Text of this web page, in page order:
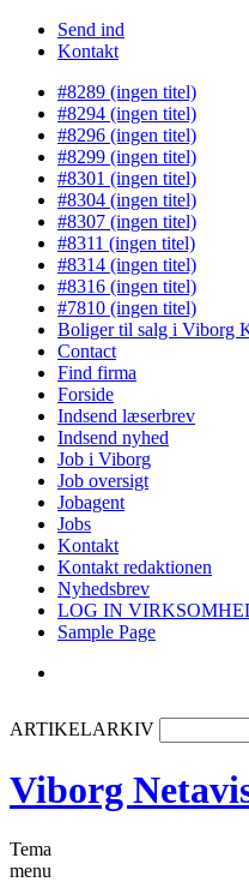
Send ind
Kontakt
#8289 (ingen titel)
#8294 (ingen titel)
#8296 (ingen titel)
#8299 (ingen titel)
#8301 (ingen titel)
#8304 (ingen titel)
#8307 (ingen titel)
#8311 (ingen titel)
#8314 (ingen titel)
#8316 (ingen titel)
#7810 (ingen titel)
Boliger til salg i Viborg
Contact
Find firma
Forside
Indsend læserbrev
Indsend nyhed
Job i Viborg
Job oversigt
Jobagent
Jobs
Kontakt
Kontakt redaktionen
Nyhedsbrev
LOG IN
Sample Page
ARTIKELARKIV
Viborg
Tema
menu